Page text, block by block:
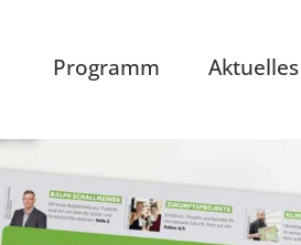
Programm Aktuelles